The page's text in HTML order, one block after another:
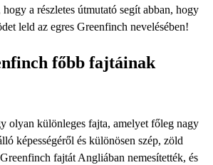
a részletes útmutató segít abban, hogy
leld az egres Greenfinch nevelésében!
főbb fajtáinak
olyan különleges fajta, amelyet főleg nagy
képességéről és különösen szép, zöld
fajtát Angliában nemesítették, és